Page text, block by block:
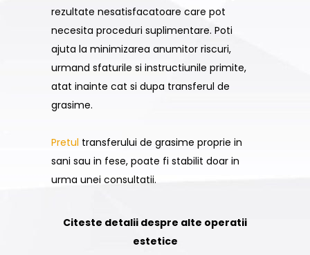
rezultate nesatisfacatoare care pot
necesita proceduri suplimentare. Poti
ajuta la minimizarea anumitor riscuri,
urmand sfaturile si instructiunile primite,
atat inainte cat si dupa transferul de
grasime.
Pretul transferului de grasime proprie in
sani sau in fese, poate fi stabilit doar in
urma unei consultatii.
Citeste detalii despre alte operatii
estetice